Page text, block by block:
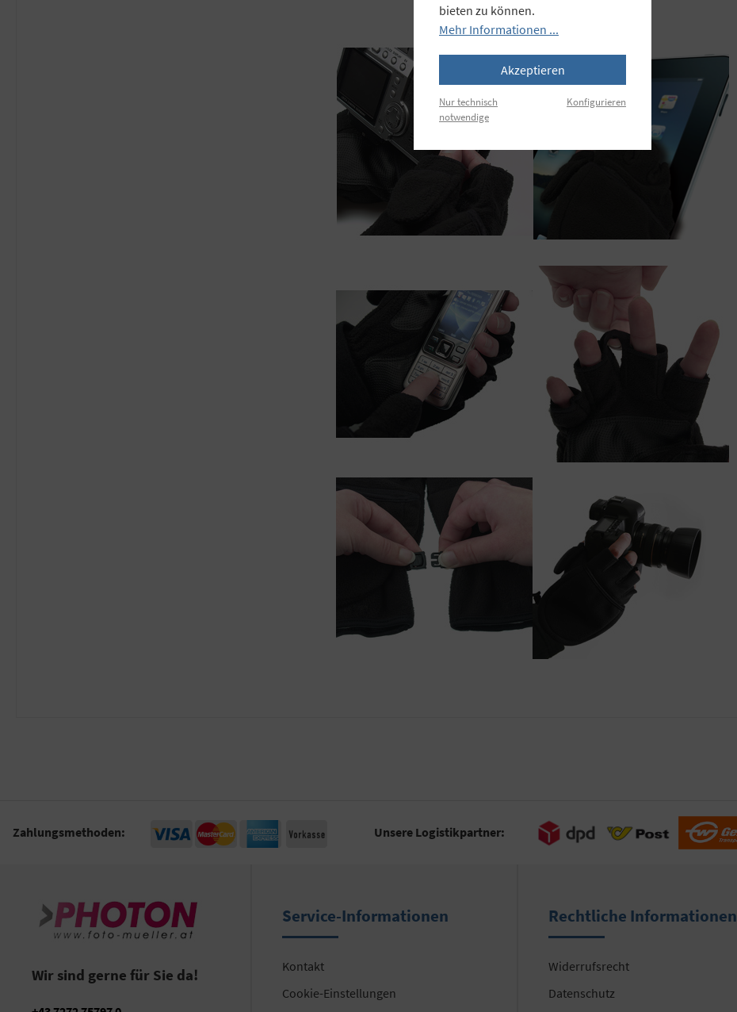
Zahlungsmethoden: Unsere Logistikpartner:
Wir sind gerne für Sie da!
Service-Informationen
Kontakt
Cookie-Einstellungen
Rechtliche Informationen
Widerrufsrecht
Datenschutz
bieten zu können.
Mehr Informationen ...
Akzeptieren
Nur technisch
notwendige
Konfigurieren